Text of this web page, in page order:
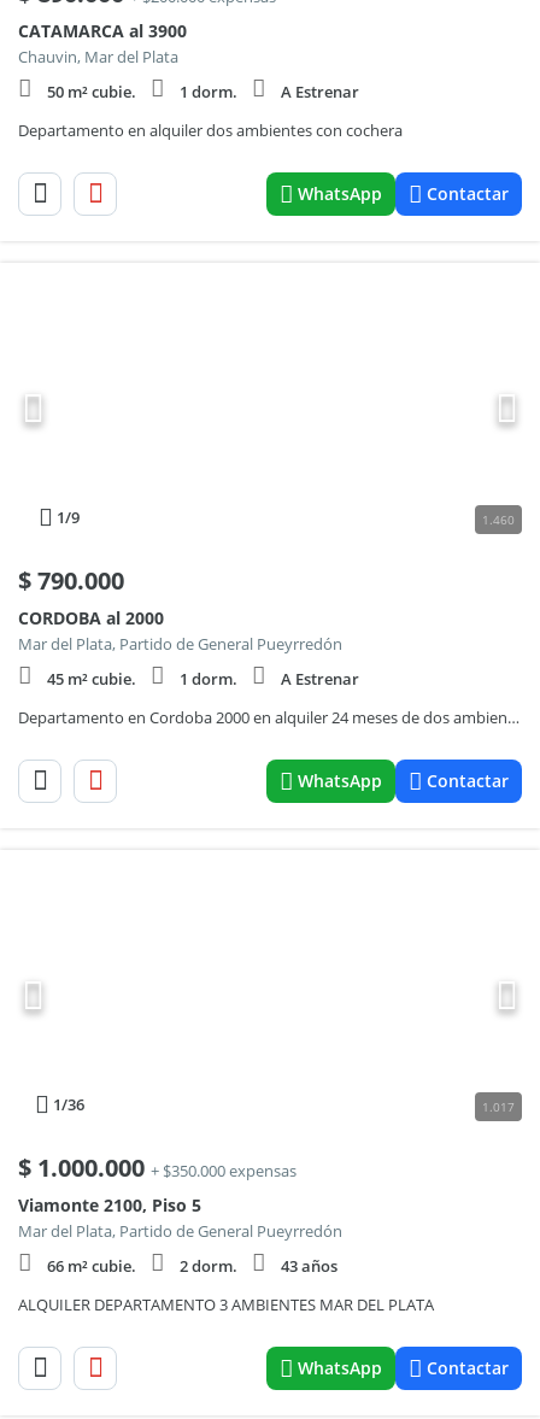
CATAMARCA al 3900
Chauvin, Mar del Plata
50 m² cubie.
1 dorm.
A Estrenar
Departamento en alquiler dos ambientes con cochera
WhatsApp Contactar
1/9 1.460
$790.000
CORDOBA al 2000
Mar del Plata, Partido de General Pueyrredón
45 m² cubie.
1 dorm.
A Estrenar
Departamento en Cordoba 2000 en alquiler 24 meses de dos ambientes con cochera
WhatsApp Contactar
1/36 1.017
$ 1.000.000 + $350.000 expensas
Viamonte 2100, Piso 5
Mar del Plata, Partido de General Pueyrredón
66 m² cubie.
2 dorm.
43 años
ALQUILER DEPARTAMENTO 3 AMBIENTES MAR DEL PLATA
WhatsApp Contactar